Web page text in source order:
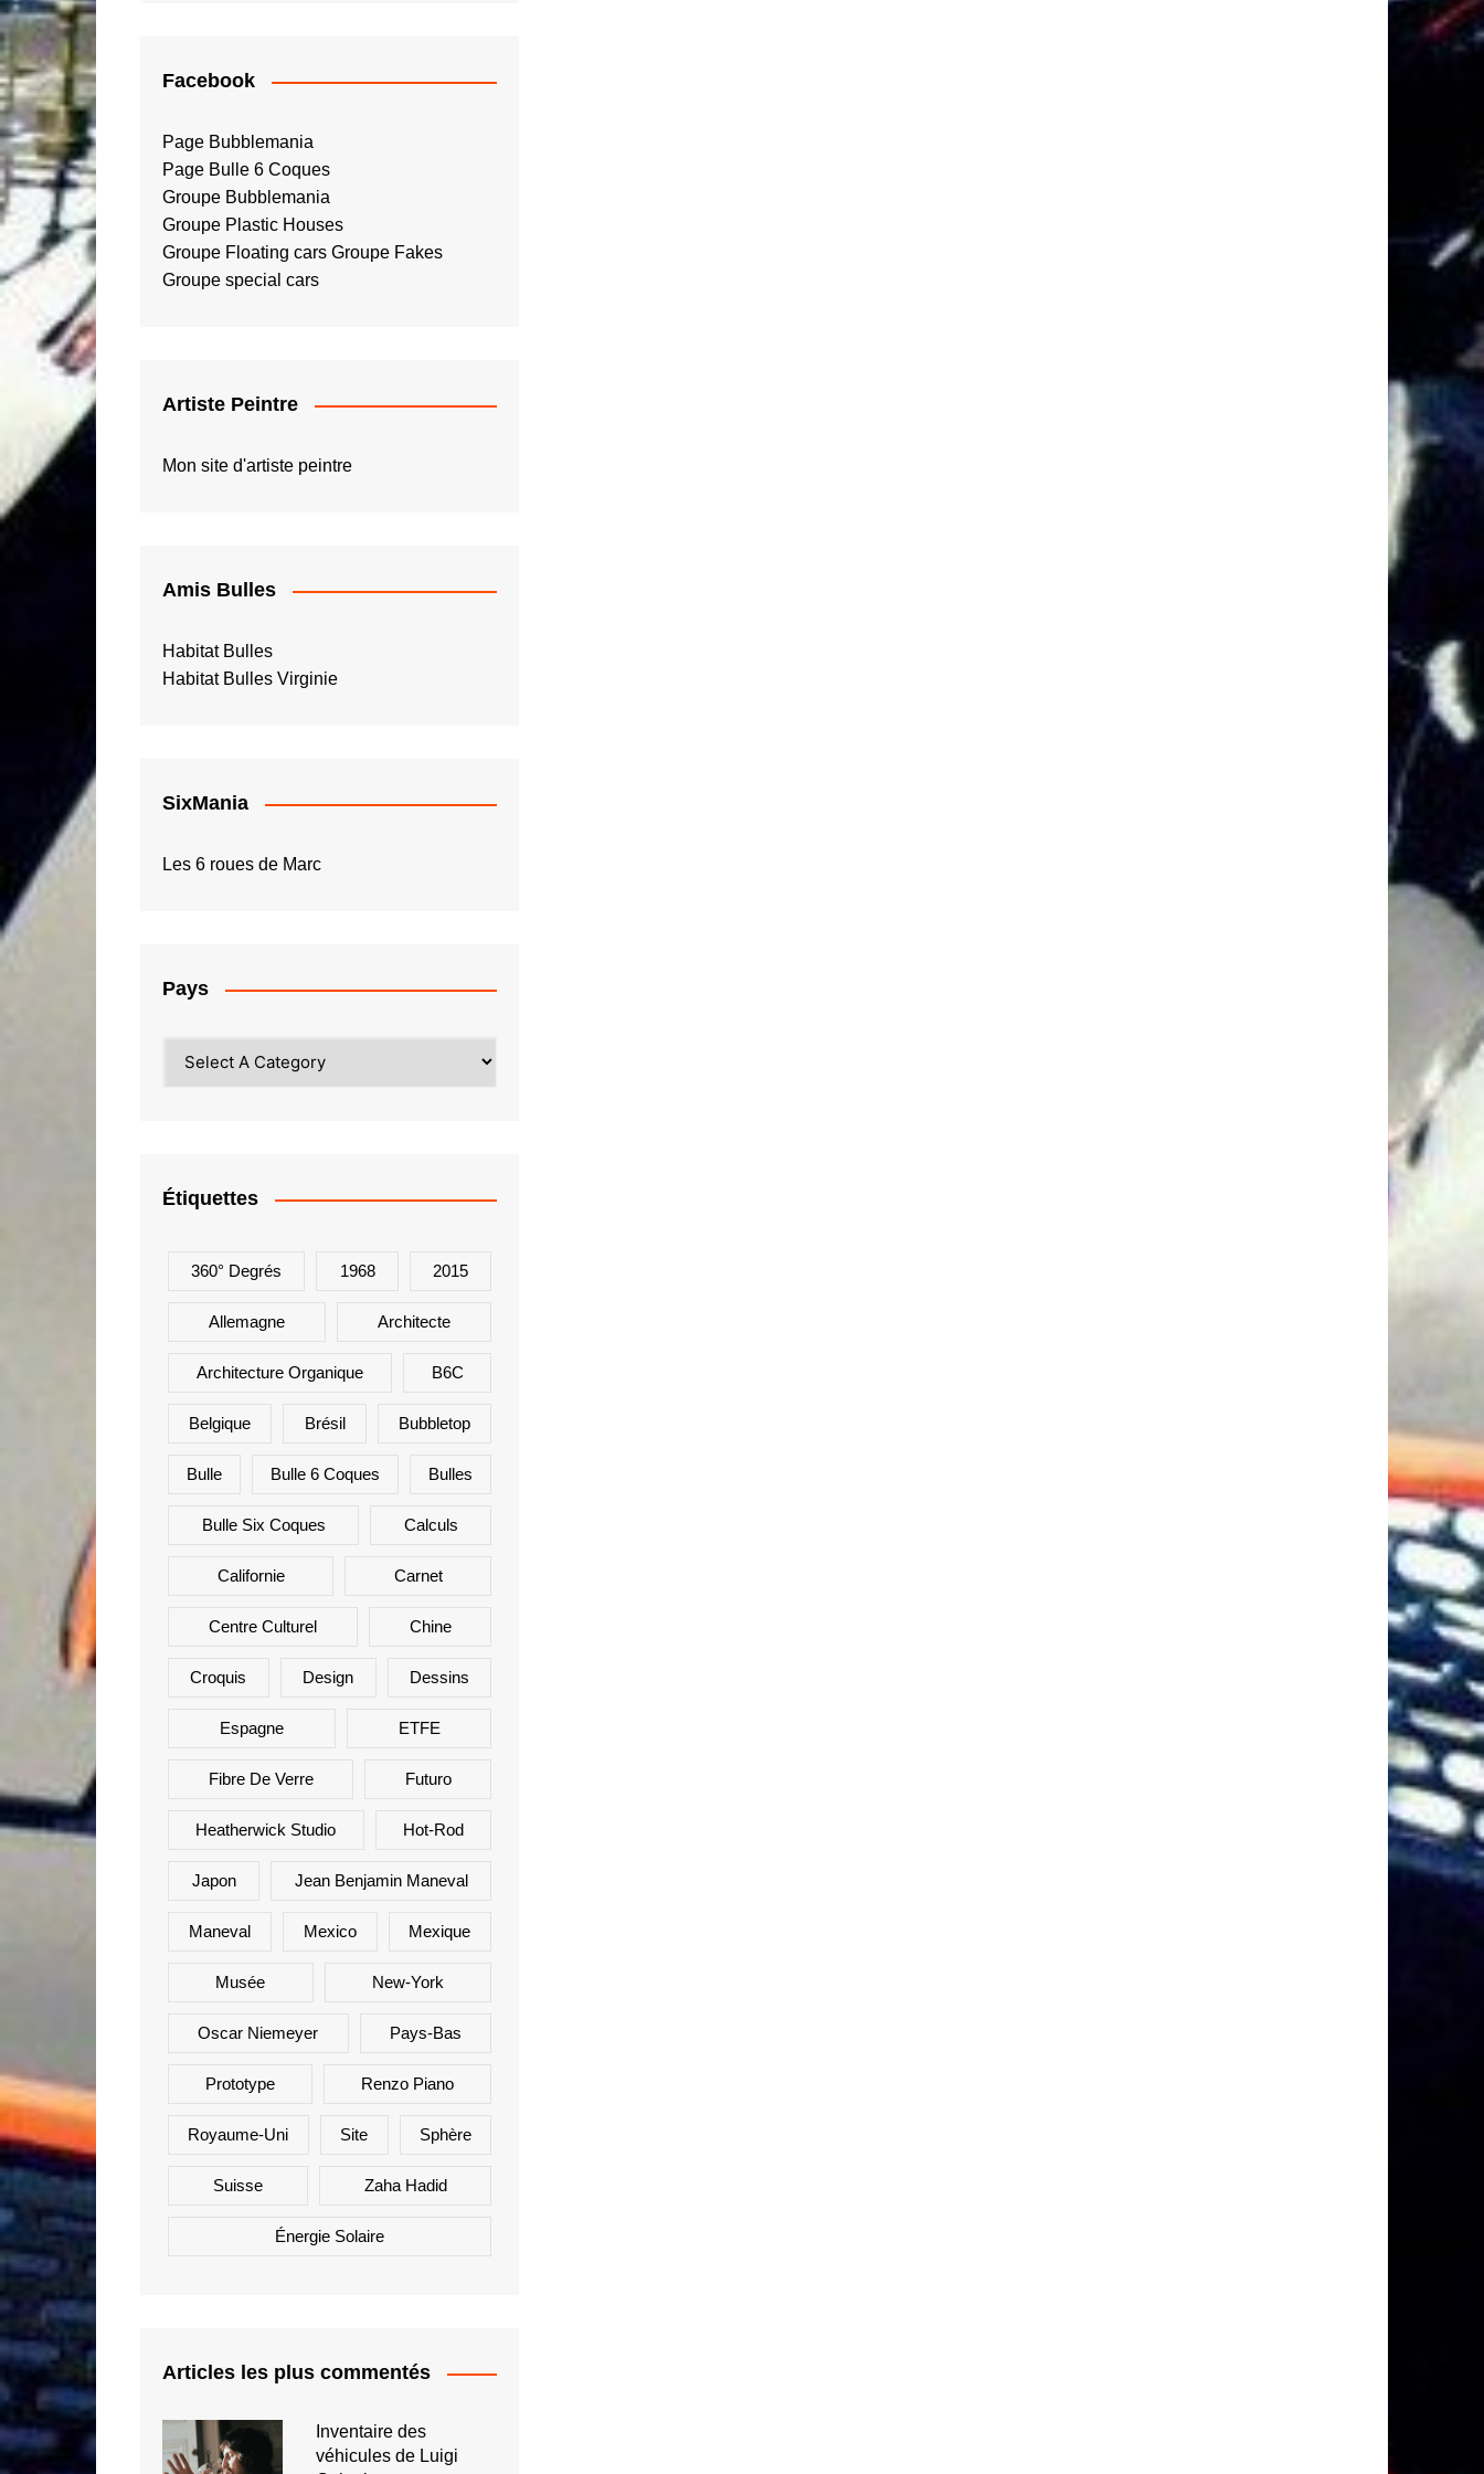
Facebook
Page Bubblemania
Page Bulle 6 Coques
Groupe Bubblemania
Groupe Plastic Houses
Groupe Floating cars Groupe Fakes
Groupe special cars
Artiste Peintre
Mon site d'artiste peintre
Amis Bulles
Habitat Bulles
Habitat Bulles Virginie
SixMania
Les 6 roues de Marc
Pays
Étiquettes
360° Degrés 1968 2015
Allemagne Architecte
Architecture Organique B6C
Belgique Brésil Bubbletop
Bulle Bulle 6 Coques Bulles
Bulle Six Coques Calculs
Californie Carnet
Centre Culturel Chine
Croquis Design Dessins
Espagne ETFE
Fibre De Verre Futuro
Heatherwick Studio Hot-Rod
Japon Jean Benjamin Maneval
Maneval Mexico Mexique
Musée New-York
Oscar Niemeyer Pays-Bas
Prototype Renzo Piano
Royaume-Uni Site Sphère
Suisse Zaha Hadid
Énergie Solaire
Articles les plus commentés
Inventaire des
véhicules de Luigi